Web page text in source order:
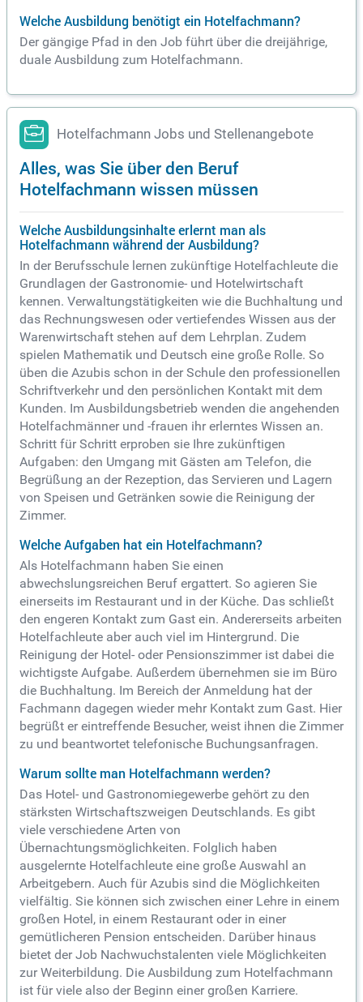
Welche Ausbildung benötigt ein Hotelfachmann?
Der gängige Pfad in den Job führt über die dreijährige,
duale Ausbildung zum Hotelfachmann.
Hotelfachmann Jobs und Stellenangebote
Alles, was Sie über den Beruf
Hotelfachmann wissen müssen
Welche Ausbildungsinhalte erlernt man als
Hotelfachmann während der Ausbildung?
In der Berufsschule lernen zukünftige Hotelfachleute die
Grundlagen der Gastronomie- und Hotelwirtschaft
kennen. Verwaltungstätigkeiten wie die Buchhaltung und
das Rechnungswesen oder vertiefendes Wissen aus der
Warenwirtschaft stehen auf dem Lehrplan. Zudem
spielen Mathematik und Deutsch eine große Rolle. So
üben die Azubis schon in der Schule den professionellen
Schriftverkehr und den persönlichen Kontakt mit dem
Kunden. Im Ausbildungsbetrieb wenden die angehenden
Hotelfachmänner und -frauen ihr erlerntes Wissen an.
Schritt für Schritt erproben sie Ihre zukünftigen
Aufgaben: den Umgang mit Gästen am Telefon, die
Begrüßung an der Rezeption, das Servieren und Lagern
von Speisen und Getränken sowie die Reinigung der
Zimmer.
Welche Aufgaben hat ein Hotelfachmann?
Als Hotelfachmann haben Sie einen
abwechslungsreichen Beruf ergattert. So agieren Sie
einerseits im Restaurant und in der Küche. Das schließt
den engeren Kontakt zum Gast ein. Andererseits arbeiten
Hotelfachleute aber auch viel im Hintergrund. Die
Reinigung der Hotel- oder Pensionszimmer ist dabei die
wichtigste Aufgabe. Außerdem übernehmen sie im Büro
die Buchhaltung. Im Bereich der Anmeldung hat der
Fachmann dagegen wieder mehr Kontakt zum Gast. Hier
begrüßt er eintreffende Besucher, weist ihnen die Zimmer
zu und beantwortet telefonische Buchungsanfragen.
Warum sollte man Hotelfachmann werden?
Das Hotel- und Gastronomiegewerbe gehört zu den
stärksten Wirtschaftszweigen Deutschlands. Es gibt
viele verschiedene Arten von
Übernachtungsmöglichkeiten. Folglich haben
ausgelernte Hotelfachleute eine große Auswahl an
Arbeitgebern. Auch für Azubis sind die Möglichkeiten
vielfältig. Sie können sich zwischen einer Lehre in einem
großen Hotel, in einem Restaurant oder in einer
gemütlicheren Pension entscheiden. Darüber hinaus
bietet der Job Nachwuchstalenten viele Möglichkeiten
zur Weiterbildung. Die Ausbildung zum Hotelfachmann
ist für viele also der Beginn einer großen Karriere.